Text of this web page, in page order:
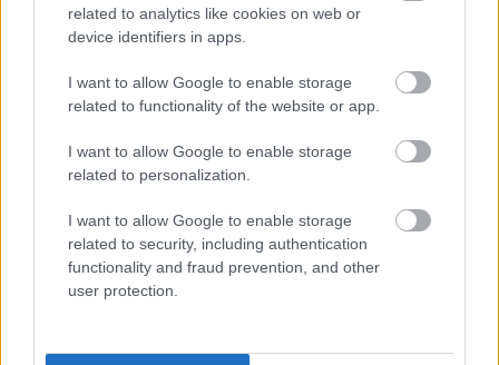
related to analytics like cookies on web or
device identifiers in apps.
I want to allow Google to enable storage
related to functionality of the website or app.
I want to allow Google to enable storage
related to personalization.
I want to allow Google to enable storage
related to security, including authentication
functionality and fraud prevention, and other
user protection.
A közegészségügy, az egészségügy állapota hasonló a
magyarországihoz. A balesetet szenvedett, illetve
ellátásra szoruló állampolgárok a vonatkozó uniós
előírásoknak megfelelően az elvárható egészségügyi
ellátást megkapják. Hangsúlyosan felhívjuk a figyelmet,
hogy az európai biztosítási kártyát az utazást
megelőzően szükséges beszerezni, ugyanis egy
jogszerűen kérhetik az ellátás költségeinek
megfizetését, aminek a későbbi magyarországi
rendezése problémát okozhat. Az európai
egészségbiztosítási kártya birtokában a biztosított